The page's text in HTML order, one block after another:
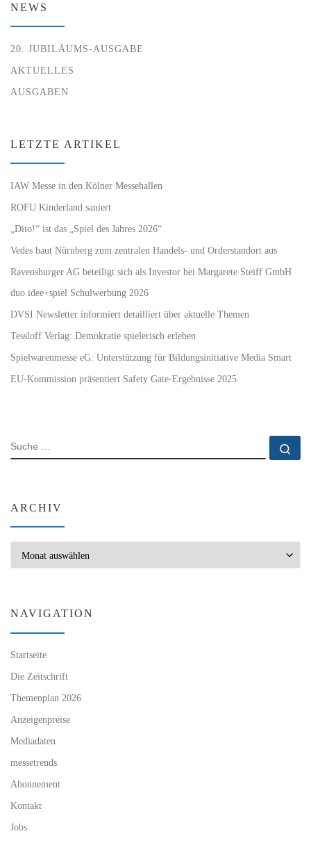
NEWS
20. JUBILÄUMS-AUSGABE
AKTUELLES
AUSGABEN
LETZTE ARTIKEL
IAW Messe in den Kölner Messehallen
ROFU Kinderland saniert
„Dito!“ ist das „Spiel des Jahres 2026“
Vedes baut Nürnberg zum zentralen Handels- und Orderstandort aus
Ravensburger AG beteiligt sich als Investor bei Margarete Steiff GmbH
duo idee+spiel Schulwerbung 2026
DVSI Newsletter informiert detailliert über aktuelle Themen
Tessloff Verlag: Demokratie spielerisch erleben
Spielwarenmesse eG: Unterstützung für Bildungsinitiative Media Smart
EU-Kommission präsentiert Safety Gate-Ergebnisse 2025
SUCHE
ARCHIV
NAVIGATION
Startseite
Die Zeitschrift
Themenplan 2026
Anzeigenpreise
Mediadaten
messetrends
Abonnement
Kontakt
Jobs